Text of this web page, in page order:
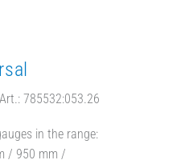
785532:053.26
in the range:
/ 950 mm /